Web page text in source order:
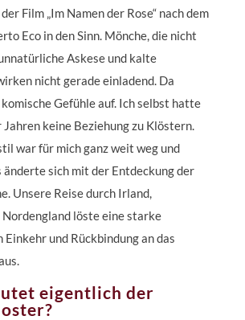
Film „Im Namen der Rose“ nach dem
Eco in den Sinn. Mönche, die nicht
Askese und kalte
nicht gerade einladend. Da
Gefühle auf. Ich selbst hatte
Jahren keine Beziehung zu Klöstern.
war für mich ganz weit weg und
sich mit der Entdeckung der
Unsere Reise durch Irland,
löste eine starke
Einkehr und Rückbindung an das
eigentlich der